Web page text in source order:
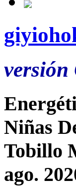
versión
Niñas
Tobillo
ago.